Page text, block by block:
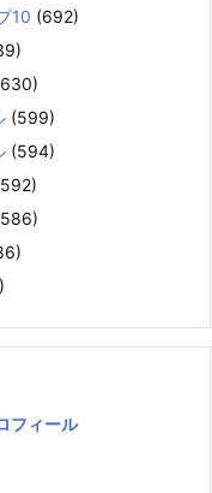
10 (692)
(599)
(594)
フィール